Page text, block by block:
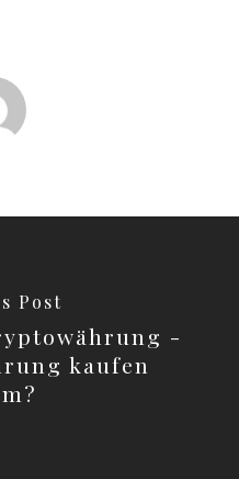
Post
-
kaufen